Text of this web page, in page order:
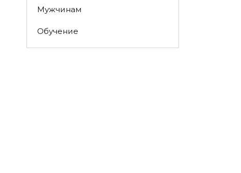
Мужчинам
Обучение